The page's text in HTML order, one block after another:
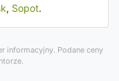
, Sopot.
informacyjny. Podane ceny